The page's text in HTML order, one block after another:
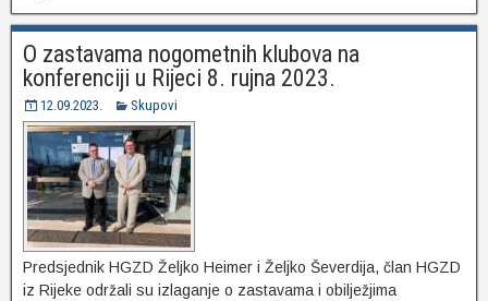
O zastavama nogometnih klubova na
konferenciji u Rijeci 8. rujna 2023.
12.09.2023. Skupovi
Predsjednik HGZD Željko Heimer i Željko Ševerdija, član HGZD
iz Rijeke održali su izlaganje o zastavama i obilježjima